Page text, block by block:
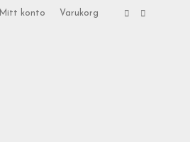
Mitt konto Varukorg